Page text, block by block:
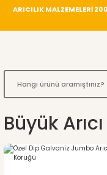
ARICILIK MALZEMELERİ
Büyük